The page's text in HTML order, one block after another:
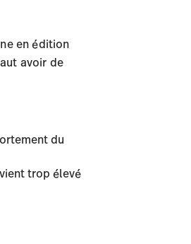
en édition
avoir de
du
trop élevé